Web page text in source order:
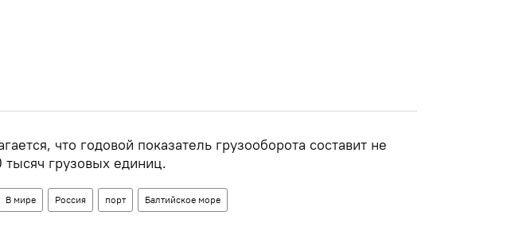
что годовой показатель грузооборота составит не
грузовых единиц.
В мире Россия порт Балтийское море